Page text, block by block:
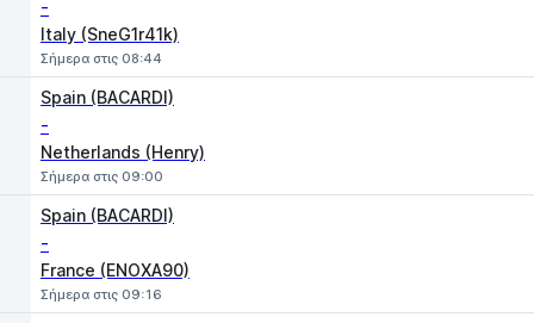
-
Italy (SneG1r41k)
Σήμερα στις 08:44
Spain (BACARDI)
-
Netherlands (Henry)
Σήμερα στις 09:00
Spain (BACARDI)
-
France (ENOXA90)
Σήμερα στις 09:16